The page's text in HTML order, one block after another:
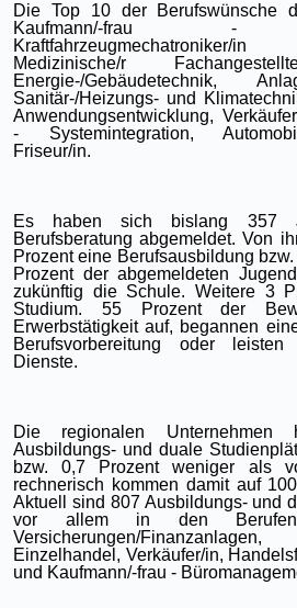
Die Top 10 der Berufswünsche
Kaufmann/-frau -
Medizinische/r
Energie-/Gebäudetechnik,
Sanitär-/Heizungs- und
Anwendungsentwicklung,
- Systemintegration,
Friseur/in.
Es haben sich bislang 357
Berufsberatung abgemeldet. Von
Prozent eine Berufsausbildung
Prozent der abgemeldeten
zukünftig die Schule. Weitere 3
Studium. 55 Prozent der
Erwerbstätigkeit auf, begannen
Berufsvorbereitung oder leisten
Dienste.
Die regionalen Unternehmen
Ausbildungs- und duale
bzw. 0,7 Prozent weniger als
rechnerisch kommen damit auf
Aktuell sind 807 Ausbildungs- und
vor allem in den Berufen
Versicherungen/
Einzelhandel, Verkäufer/in,
und Kaufmann/-frau -